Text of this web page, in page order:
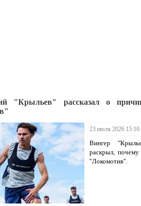
"Крыльев" рассказал о
23 июля 2026 15:10
Вингер
раскрыл,
"Локомотив".